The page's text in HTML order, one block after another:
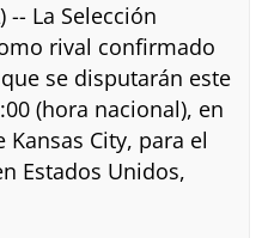
-- La Selección
rival confirmado
se disputarán este
(hora nacional), en
City, para el
Estados Unidos,